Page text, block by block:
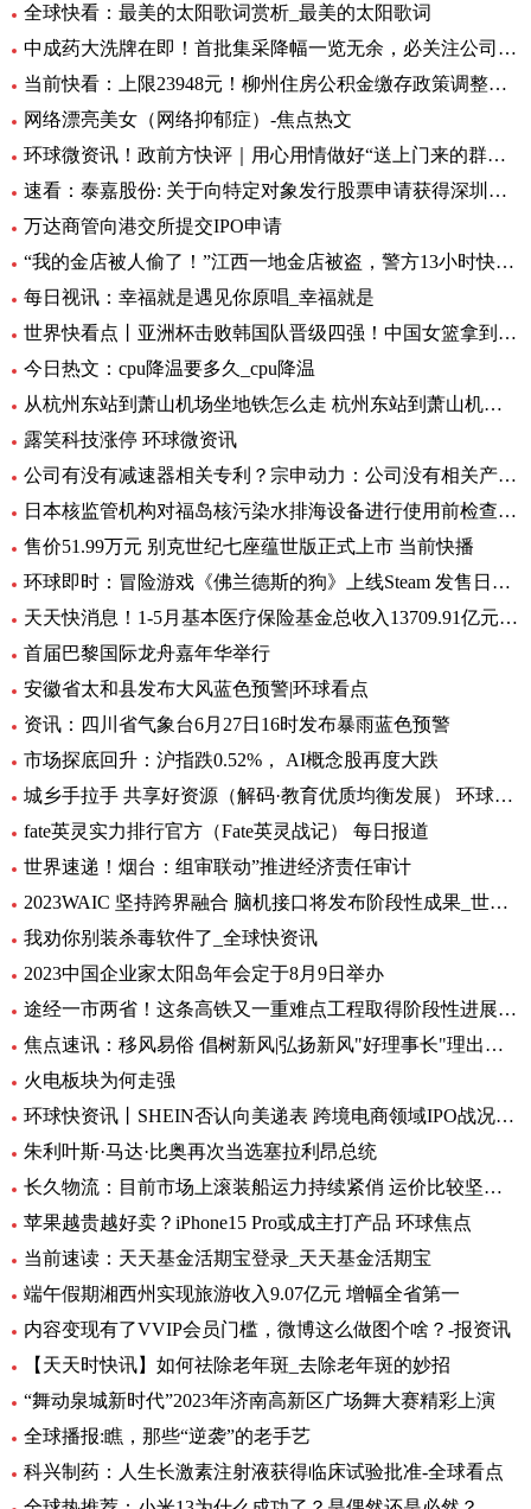
全球快看：最美的太阳歌词赏析_最美的太阳歌词
中成药大洗牌在即！首批集采降幅一览无余，必关注公司火线全揭秘，投资风险哪里藏？
当前快看：上限23948元！柳州住房公积金缴存政策调整，7月起执行
网络漂亮美女（网络抑郁症）-焦点热文
环球微资讯！政前方快评｜用心用情做好“送上门来的群众工作”
速看：泰嘉股份: 关于向特定对象发行股票申请获得深圳证券交易所上市审核中心审核通过的公告
万达商管向港交所提交IPO申请
“我的金店被人偷了！”江西一地金店被盗，警方13小时快速侦破 每日看点
每日视讯：幸福就是遇见你原唱_幸福就是
世界快看点丨亚洲杯击败韩国队晋级四强！中国女篮拿到世界杯及奥运资格赛席位
今日热文：cpu降温要多久_cpu降温
从杭州东站到萧山机场坐地铁怎么走 杭州东站到萧山机场有地铁 环球要闻
露笑科技涨停 环球微资讯
公司有没有减速器相关专利？宗申动力：公司没有相关产品以及专利
日本核监管机构对福岛核污染水排海设备进行使用前检查_速递
售价51.99万元 别克世纪七座蕴世版正式上市 当前快播
环球即时：冒险游戏《佛兰德斯的狗》上线Steam 发售日期待定
天天快消息！1-5月基本医疗保险基金总收入13709.91亿元，同比增长8.2%
首届巴黎国际龙舟嘉年华举行
安徽省太和县发布大风蓝色预警|环球看点
资讯：四川省气象台6月27日16时发布暴雨蓝色预警
市场探底回升：沪指跌0.52%， AI概念股再度大跌
城乡手拉手 共享好资源（解码·教育优质均衡发展） 环球通讯
fate英灵实力排行官方（Fate英灵战记） 每日报道
世界速递！烟台：组审联动”推进经济责任审计
2023WAIC 坚持跨界融合 脑机接口将发布阶段性成果_世界热讯
我劝你别装杀毒软件了_全球快资讯
2023中国企业家太阳岛年会定于8月9日举办
途经一市两省！这条高铁又一重难点工程取得阶段性进展_前沿热点
焦点速讯：移风易俗 倡树新风|弘扬新风"好理事长"理出乡村新风尚
火电板块为何走强
环球快资讯丨SHEIN否认向美递表 跨境电商领域IPO战况如何？
朱利叶斯·马达·比奥再次当选塞拉利昂总统
长久物流：目前市场上滚装船运力持续紧俏 运价比较坚挺-当前速看
苹果越贵越好卖？iPhone15 Pro或成主打产品 环球焦点
当前速读：天天基金活期宝登录_天天基金活期宝
端午假期湘西州实现旅游收入9.07亿元 增幅全省第一
内容变现有了VVIP会员门槛，微博这么做图个啥？-报资讯
【天天时快讯】如何祛除老年斑_去除老年斑的妙招
“舞动泉城新时代”2023年济南高新区广场舞大赛精彩上演
全球播报:瞧，那些“逆袭”的老手艺
科兴制药：人生长激素注射液获得临床试验批准-全球看点